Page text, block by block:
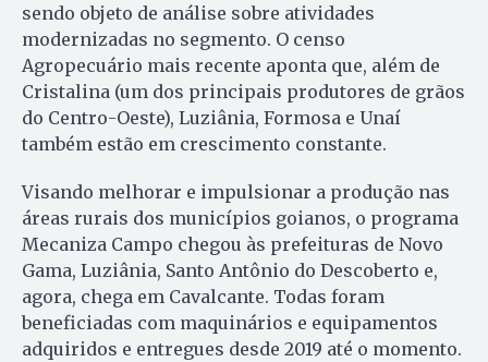
sendo objeto de análise sobre atividades
modernizadas no segmento. O censo
Agropecuário mais recente aponta que, além de
Cristalina (um dos principais produtores de grãos
do Centro-Oeste), Luziânia, Formosa e Unaí
também estão em crescimento constante.
Visando melhorar e impulsionar a produção nas
áreas rurais dos municípios goianos, o programa
Mecaniza Campo chegou às prefeituras de Novo
Gama, Luziânia, Santo Antônio do Descoberto e,
agora, chega em Cavalcante. Todas foram
beneficiadas com maquinários e equipamentos
adquiridos e entregues desde 2019 até o momento.